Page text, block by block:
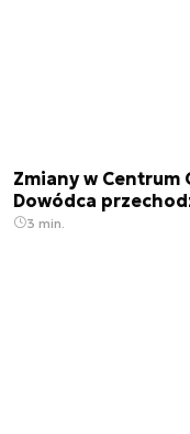
Zmiany w
Dowódca
3 min.